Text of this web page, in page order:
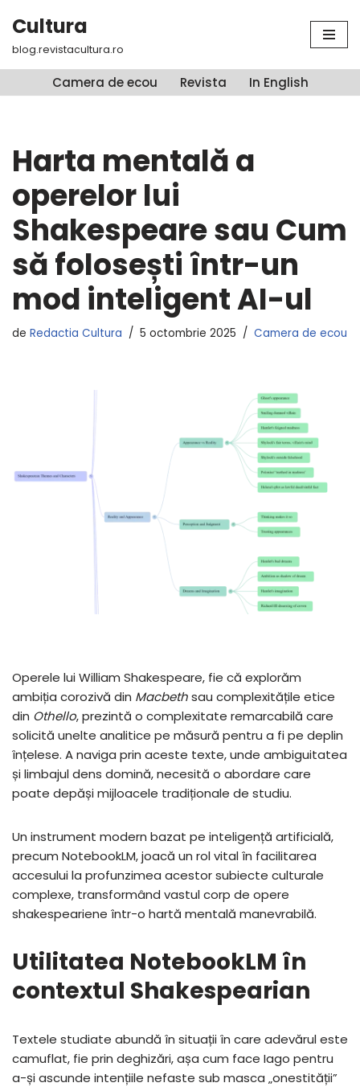
Sari
conținut
Cultura
blog.revistacultura.ro
Camera de ecou Revista In English
Harta mentală a
operelor lui
Shakespeare sau Cum
să folosești într-un
mod inteligent AI-ul
de Redactia Cultura 5 octombrie 2025 Camera de ecou
Operele lui William Shakespeare, fie că explorăm
ambiția corozivă din Macbethsau complexitățile etice
din Othello, prezintă o complexitate remarcabilă care
solicită unelte analitice pe măsură pentru a fi pe deplin
înțelese. A naviga prin aceste texte, unde ambiguitatea
și limbajul dens domină, necesită o abordare care
poate depăși mijloacele tradiționale de studiu.
Un instrument modern bazat pe inteligență artificială,
precum NotebookLM, joacă un rol vital în facilitarea
accesului la profunzimea acestor subiecte culturale
complexe, transformând vastul corp de opere
shakespeariene într-o hartă mentală manevrabilă.
Utilitatea NotebookLM în
contextul Shakespearian
Textele studiate abundă în situații în care adevărul este
camuflat, fie prin deghizări, așa cum face Iago pentru
a-și ascunde intențiile nefaste sub masca „onestității”